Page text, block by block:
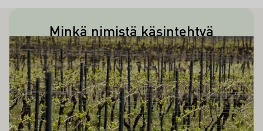
Minkä nimistä käsintehtyä
saviamforaa käytettiin tuhansia
vuosia sitten?
Amforan nimi oli Qvevri, ja siihen
mahtui yleensä jopa 2 000 litraa.
Amforassa maahan haudattuina viinit
pysyivät luonnollisesti jäähtyneinä ja
hapettumiselta suojattuina, kunnes
amfora avattiin. Hienohuokoisen saven
ansiosta viinit kypsyivät hitaasti.
KIINNOSTAA SINUA
Lue lisää